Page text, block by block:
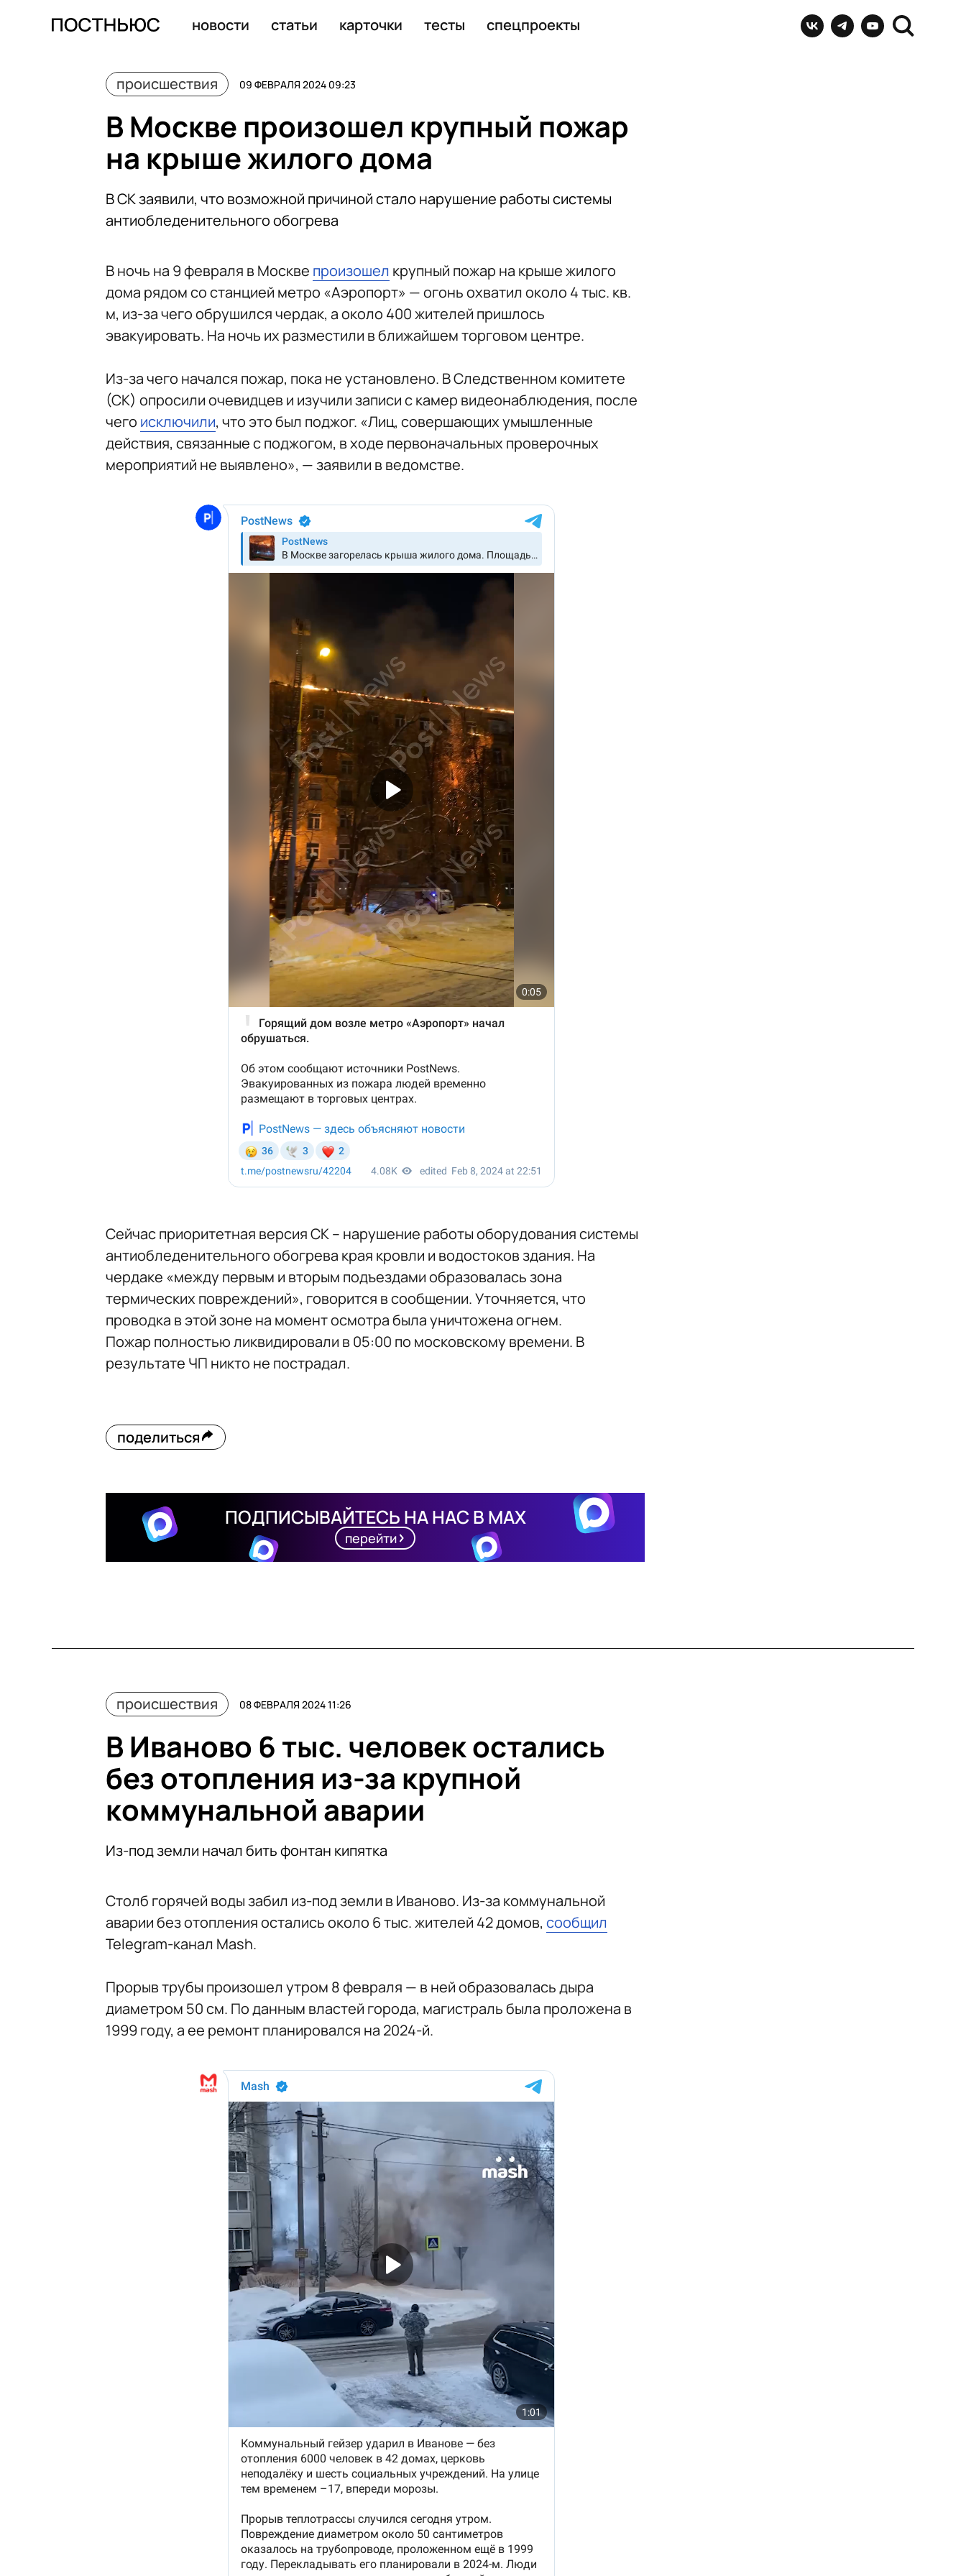
новости статьи карточки тесты спецпроекты
происшествия 09 ФЕВРАЛЯ 2024 09:23
В Москве произошел крупный пожар
на крыше жилого дома
В СК заявили, что возможной причиной стало нарушение работы системы
антиобледенительного обогрева
В ночь на 9 февраля в Москве произошел крупный пожар на крыше жилого
дома рядом со станцией метро «Аэропорт» — огонь охватил около 4 тыс. кв.
м, из-за чего обрушился чердак, а около 400 жителей пришлось
эвакуировать. На ночь их разместили в ближайшем торговом центре.
Из-за чего начался пожар, пока не установлено. В Следственном комитете
(СК) опросили очевидцев и изучили записи с камер видеонаблюдения, после
чего исключили, что это был поджог. «Лиц, совершающих умышленные
действия, связанные с поджогом, в ходе первоначальных проверочных
мероприятий не выявлено», — заявили в ведомстве.
Сейчас приоритетная версия СК – нарушение работы оборудования системы
антиобледенительного обогрева края кровли и водостоков здания. На
чердаке «между первым и вторым подъездами образовалась зона
термических повреждений», говорится в сообщении. Уточняется, что
проводка в этой зоне на момент осмотра была уничтожена огнем.
Пожар полностью ликвидировали в 05:00 по московскому времени. В
результате ЧП никто не пострадал.
поделиться
ПОДПИСЫВАЙТЕСЬ НА НАС В MAX
перейти
происшествия 08 ФЕВРАЛЯ 2024 11:26
В Иваново 6 тыс. человек остались
без отопления из-за крупной
коммунальной аварии
Из-под земли начал бить фонтан кипятка
Столб горячей воды забил из-под земли в Иваново. Из-за коммунальной
аварии без отопления остались около 6 тыс. жителей 42 домов, сообщил
Telegram-канал Mash.
Прорыв трубы произошел утром 8 февраля — в ней образовалась дыра
диаметром 50 см. По данным властей города, магистраль была проложена в
1999 году, а ее ремонт планировался на 2024-й.